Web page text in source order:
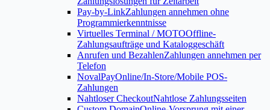
Pay-by-LinkZahlungen annehmen ohne
Programmierkenntnisse
Virtuelles Terminal / MOTOOffline-
Zahlungsaufträge und Kataloggeschäft
Anrufen und BezahlenZahlungen annehmen per
Telefon
NovalPayOnline/In-Store/Mobile POS-
Zahlungen
Nahtloser CheckoutNahtlose Zahlungsseiten